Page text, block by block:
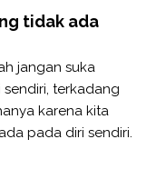
tidak ada
jangan suka
terkadang
karena kita
pada diri sendiri.